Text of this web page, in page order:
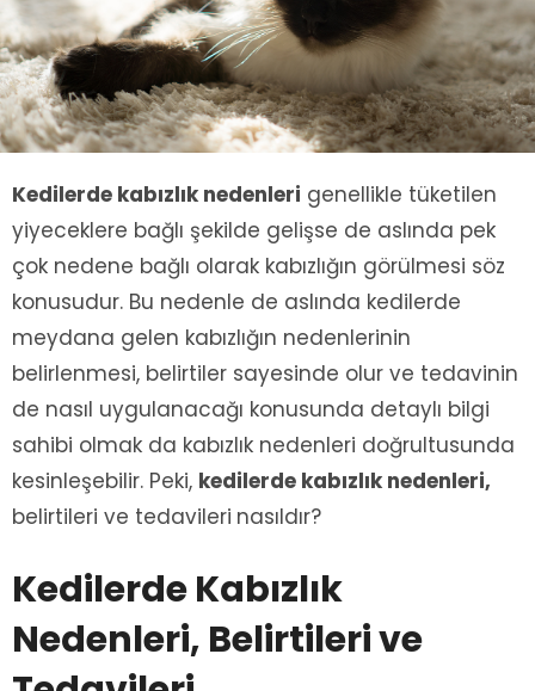
Kedilerde kabızlık nedenleri genellikle tüketilen
yiyeceklere bağlı şekilde gelişse de aslında pek
çok nedene bağlı olarak kabızlığın görülmesi söz
konusudur. Bu nedenle de aslında kedilerde
meydana gelen kabızlığın nedenlerinin
belirlenmesi, belirtiler sayesinde olur ve tedavinin
de nasıl uygulanacağı konusunda detaylı bilgi
sahibi olmak da kabızlık nedenleri doğrultusunda
kesinleşebilir. Peki, kedilerde kabızlık nedenleri,
belirtileri ve tedavileri nasıldır?
Kedilerde Kabızlık
Nedenleri, Belirtileri ve